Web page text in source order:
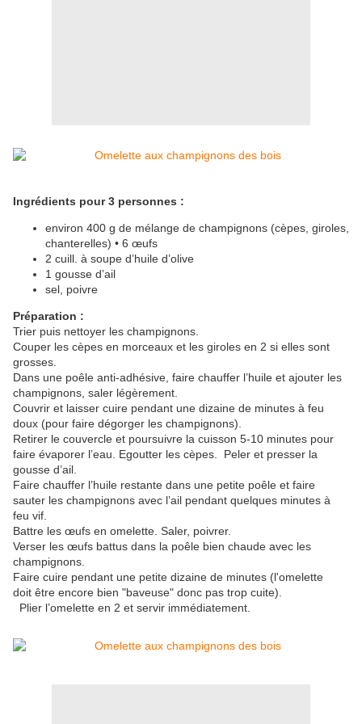
Ingrédients pour 3 personnes :
environ 400 g de mélange de champignons (cèpes, giroles,
chanterelles) • 6 œufs
2 cuill. à soupe d’huile d’olive
1 gousse d’ail
sel, poivre
Préparation :
Trier puis nettoyer les champignons.
Couper les cèpes en morceaux et les giroles en 2 si elles sont
grosses.
Dans une poêle anti-adhésive, faire chauffer l’huile et ajouter les
champignons, saler légèrement.
Couvrir et laisser cuire pendant une dizaine de minutes à feu
doux (pour faire dégorger les champignons).
Retirer le couvercle et poursuivre la cuisson 5-10 minutes pour
faire évaporer l’eau. Egoutter les cèpes. Peler et presser la
gousse d’ail.
Faire chauffer l’huile restante dans une petite poêle et faire
sauter les champignons avec l’ail pendant quelques minutes à
feu vif.
Battre les œufs en omelette. Saler, poivrer.
Verser les œufs battus dans la poêle bien chaude avec les
champignons.
Faire cuire pendant une petite dizaine de minutes (l'omelette
doit être encore bien "baveuse" donc pas trop cuite).
Plier l’omelette en 2 et servir immédiatement.